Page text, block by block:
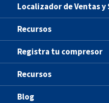
Localizador de Ventas y
Recursos
Registra tu compresor
Recursos
Blog